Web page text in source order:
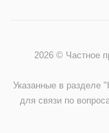
2026 © Частное
Указанные в разделе
для связи по